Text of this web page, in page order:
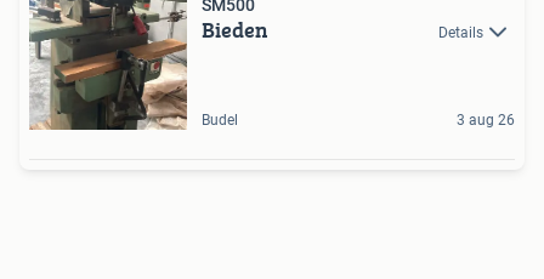
SM500
Bieden Details
Budel 3 aug 26